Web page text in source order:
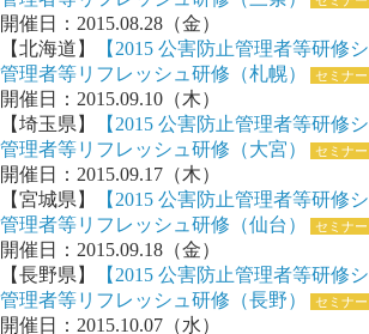
開催日：2015.08.28（金）
【北海道】
【2015 公害防止管理者等研修
管理者等リフレッシュ研修（札幌）
セミナー
開催日：2015.09.10（木）
【埼玉県】
【2015 公害防止管理者等研修
管理者等リフレッシュ研修（大宮）
セミナー
開催日：2015.09.17（木）
【宮城県】
【2015 公害防止管理者等研修
管理者等リフレッシュ研修（仙台）
セミナー
開催日：2015.09.18（金）
【長野県】
【2015 公害防止管理者等研修
管理者等リフレッシュ研修（長野）
セミナー
開催日：2015.10.07（水）